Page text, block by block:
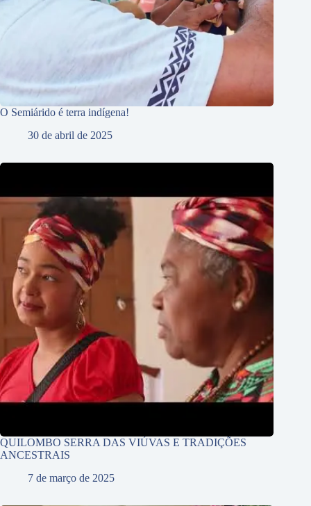
O Semiárido é terra indígena!
30 de abril de 2025
QUILOMBO SERRA DAS VIÚVAS E TRADIÇÕES
ANCESTRAIS
7 de março de 2025